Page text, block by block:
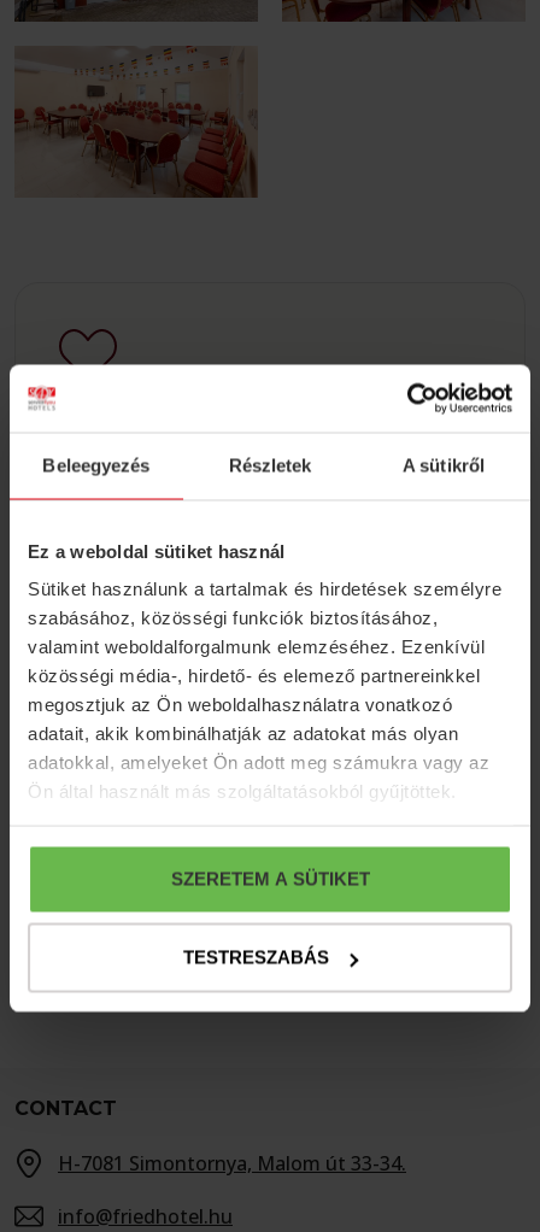
Beleegyezés Részletek A sütikről
Ez a weboldal sütiket használ
Sütiket használunk a tartalmak és hirdetések személyre
szabásához, közösségi funkciók biztosításához,
valamint weboldalforgalmunk elemzéséhez. Ezenkívül
közösségi média-, hirdető- és elemező partnereinkkel
megosztjuk az Ön weboldalhasználatra vonatkozó
adatait, akik kombinálhatják az adatokat más olyan
adatokkal, amelyeket Ön adott meg számukra vagy az
Ön által használt más szolgáltatásokból gyűjtöttek.
SZERETEM A SÜTIKET
TESTRESZABÁS
Register for our loyalty program and book
discounted accommodation at any S4Y hotel!
INTERESTED IN
Subscribe to our newsletter to receive our
best offers and latest news immediately!
CONTACT
H-7081 Simontornya, Malom út 33-34.
info@friedhotel.hu